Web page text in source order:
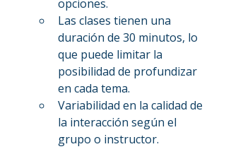
opciones.
Las clases tienen una
duración de 30 minutos, lo
que puede limitar la
posibilidad de profundizar
en cada tema.
Variabilidad en la calidad de
la interacción según el
grupo o instructor.